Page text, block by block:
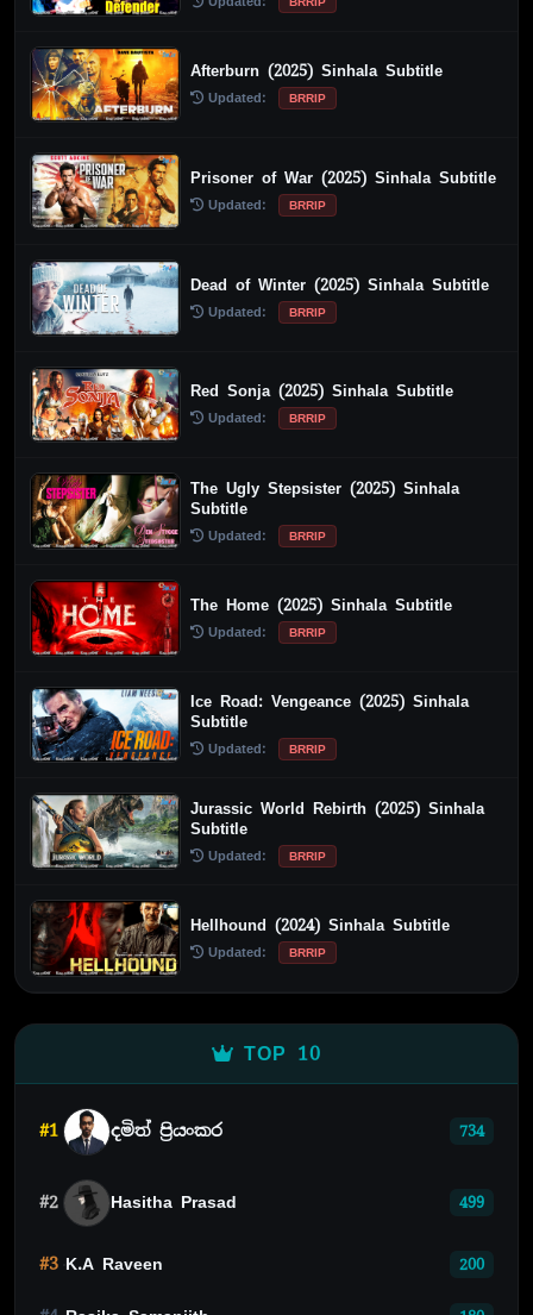
Afterburn (2025) Sinhala Subtitle
Updated: BRRIP
Prisoner of War (2025) Sinhala Subtitle
Updated: BRRIP
Dead of Winter (2025) Sinhala Subtitle
Updated: BRRIP
Red Sonja (2025) Sinhala Subtitle
Updated: BRRIP
The Ugly Stepsister (2025) Sinhala
Subtitle
Updated: BRRIP
The Home (2025) Sinhala Subtitle
Updated: BRRIP
Ice Road: Vengeance (2025) Sinhala
Subtitle
Updated: BRRIP
Jurassic World Rebirth (2025) Sinhala
Subtitle
Updated: BRRIP
Hellhound (2024) Sinhala Subtitle
Updated: BRRIP
TOP 10
#1 දමිත් ප්‍රියංකර 734
#2 Hasitha Prasad 499
#3 K.A Raveen 200